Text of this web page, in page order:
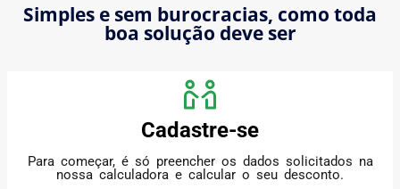
Simples e sem burocracias, como toda
boa solução deve ser
Cadastre-se
Para começar, é só preencher os dados solicitados na
nossa calculadora e calcular o seu desconto.